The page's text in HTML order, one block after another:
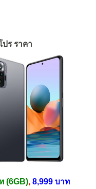
ปร ราคา
(6GB), 8,999 บาท